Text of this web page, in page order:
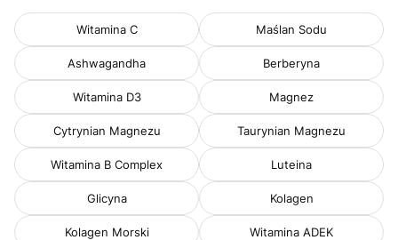
Witamina C Maślan Sodu
Ashwagandha Berberyna
Witamina D3 Magnez
Cytrynian Magnezu Taurynian Magnezu
Witamina B Complex Luteina
Glicyna Kolagen
Kolagen Morski Witamina ADEK